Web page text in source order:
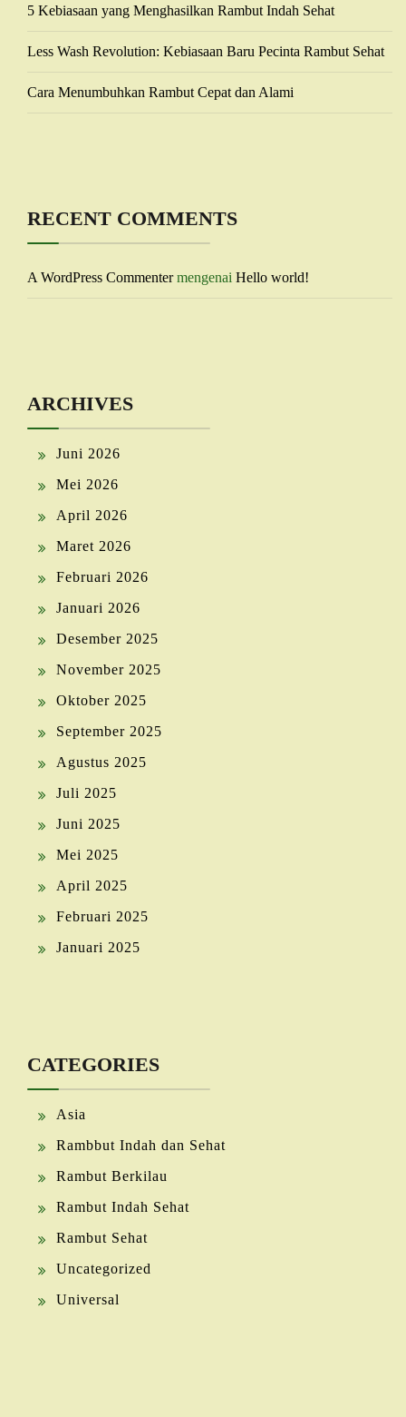
5 Kebiasaan yang Menghasilkan Rambut Indah Sehat
Less Wash Revolution: Kebiasaan Baru Pecinta Rambut Sehat
Cara Menumbuhkan Rambut Cepat dan Alami
RECENT COMMENTS
A WordPress Commentermengenai Hello world!
ARCHIVES
Juni 2026
Mei 2026
April 2026
Maret 2026
Februari 2026
Januari 2026
Desember 2025
November 2025
Oktober 2025
September 2025
Agustus 2025
Juli 2025
Juni 2025
Mei 2025
April 2025
Februari 2025
Januari 2025
CATEGORIES
Asia
Rambbut Indah dan Sehat
Rambut Berkilau
Rambut Indah Sehat
Rambut Sehat
Uncategorized
Universal